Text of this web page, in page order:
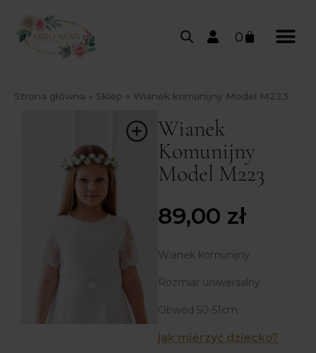
0
Strona główna » Sklep » Wianek komunijny Model M223
Wianek
Komunijny
Model M223
89,00 zł
Wianek komunijny
Rozmiar uniwersalny
Obwód 50-51cm
jak mierzyć dziecko?